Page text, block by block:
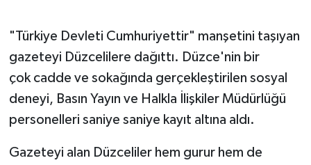
"Türkiye Devleti Cumhuriyettir" manşetini taşıyan
gazeteyi Düzcelilere dağıttı. Düzce'nin bir
çok cadde ve sokağında gerçekleştirilen sosyal
deneyi, Basın Yayın ve Halkla İlişkiler Müdürlüğü
personelleri saniye saniye kayıt altına aldı.
Gazeteyi alan Düzceliler hem gurur hem de